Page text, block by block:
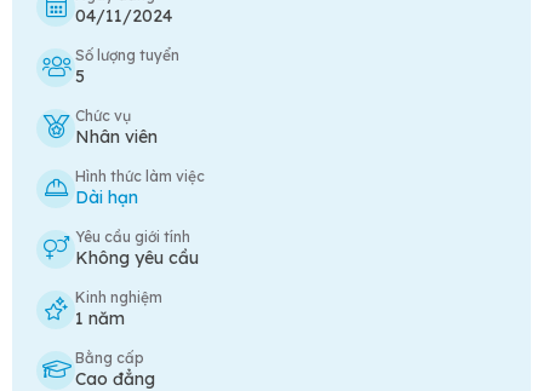
04/11/2024
Số lượng tuyển
5
Chức vụ
Nhân viên
Hình thức làm việc
Dài hạn
Yêu cầu giới tính
Không yêu cầu
Kinh nghiệm
1 năm
Bằng cấp
Cao đẳng